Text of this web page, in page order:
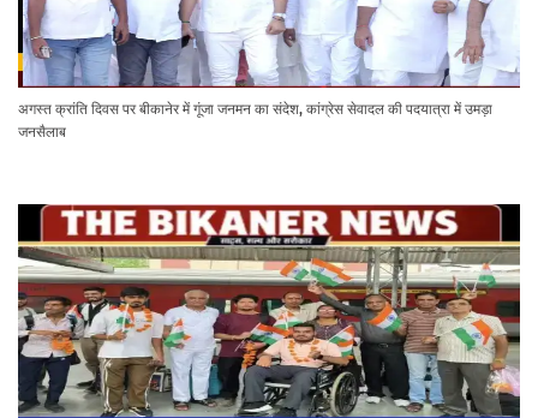
अगस्त क्रांति दिवस पर बीकानेर में गूंजा जनमन का संदेश, कांग्रेस सेवादल की पदयात्रा में उमड़ा
जनसैलाब